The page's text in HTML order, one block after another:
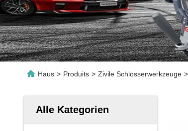
Haus > Produits > Zivile Schlosserwerkzeuge >
Alle Kategorien